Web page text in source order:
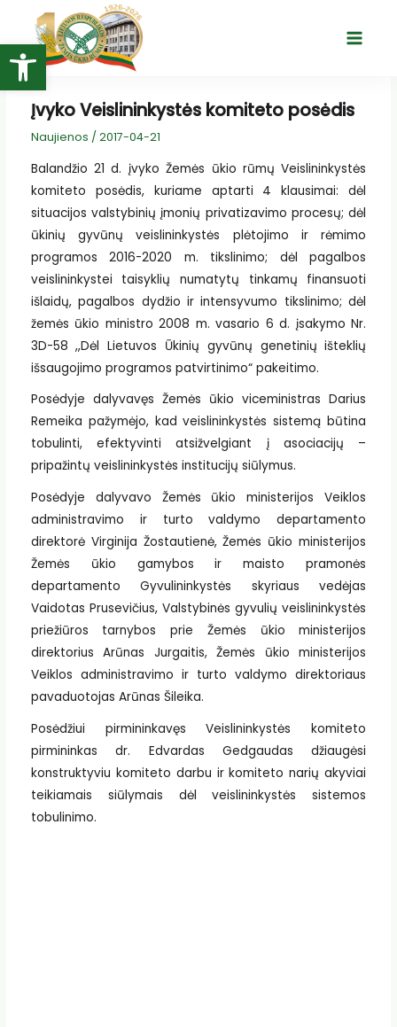
Open toolbar
turinio
Main
Įvyko Veislininkystės komiteto posėdis
Naujienos / 2017-04-21
Balandžio 21 d. įvyko Žemės ūkio rūmų Veislininkystės
komiteto posėdis, kuriame aptarti 4 klausimai: dėl
situacijos valstybinių įmonių privatizavimo procesų; dėl
ūkinių gyvūnų veislininkystės plėtojimo ir rėmimo
programos 2016-2020 m. tikslinimo; dėl pagalbos
veislininkystei taisyklių numatytų tinkamų finansuoti
išlaidų, pagalbos dydžio ir intensyvumo tikslinimo; dėl
žemės ūkio ministro 2008 m. vasario 6 d. įsakymo Nr.
3D-58 ,,Dėl Lietuvos Ūkinių gyvūnų genetinių išteklių
išsaugojimo programos patvirtinimo“ pakeitimo.
Posėdyje dalyvavęs Žemės ūkio viceministras Darius
Remeika pažymėjo, kad veislininkystės sistemą būtina
tobulinti, efektyvinti atsižvelgiant į asociacijų –
pripažintų veislininkystės institucijų siūlymus.
Posėdyje dalyvavo Žemės ūkio ministerijos Veiklos
administravimo ir turto valdymo departamento
direktorė Virginija Žostautienė, Žemės ūkio ministerijos
Žemės ūkio gamybos ir maisto pramonės
departamento Gyvulininkystės skyriaus vedėjas
Vaidotas Prusevičius, Valstybinės gyvulių veislininkystės
priežiūros tarnybos prie Žemės ūkio ministerijos
direktorius Arūnas Jurgaitis, Žemės ūkio ministerijos
Veiklos administravimo ir turto valdymo direktoriaus
pavaduotojas Arūnas Šileika.
Posėdžiui pirmininkavęs Veislininkystės komiteto
pirmininkas dr. Edvardas Gedgaudas džiaugėsi
konstruktyviu komiteto darbu ir komiteto narių akyviai
teikiamais siūlymais dėl veislininkystės sistemos
tobulinimo.